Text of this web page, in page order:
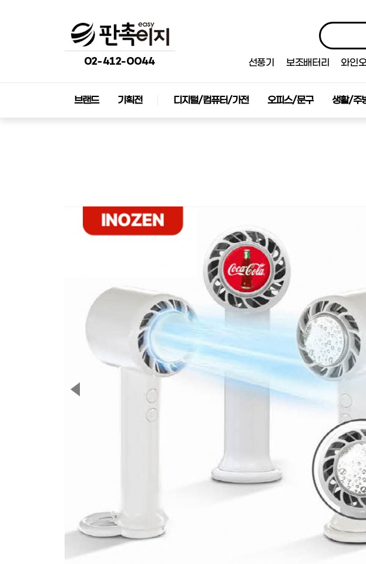
선풍기 보조배터리 와인
브랜드 기획전 디지털/컴퓨터/가전 오피스/문구 생활/주